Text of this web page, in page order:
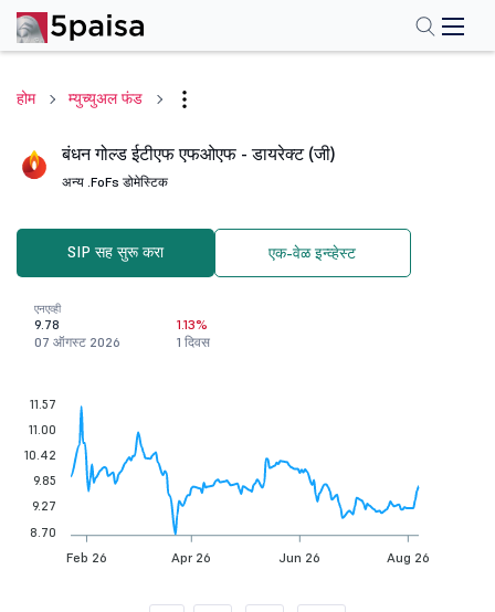
होम म्युच्युअल फंड
बंधन गोल्ड ईटीएफ एफओएफ - डायरेक्ट (जी)
अन्य .FoFs डोमेस्टिक
SIP सह सुरू करा एक-वेळ इन्व्हेस्ट
एनएव्ही
9.78
07 ऑगस्ट 2026
1.13%
1 दिवस
Feb 26 Apr 26 Jun 26 Aug 26
11.57
11.00
10.42
9.85
9.27
8.70